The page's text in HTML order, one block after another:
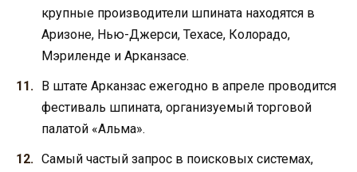
крупные производители шпината находятся в
Аризоне, Нью-Джерси, Техасе, Колорадо,
Мэриленде и Арканзасе.
В штате Арканзас ежегодно в апреле проводится
фестиваль шпината, организуемый торговой
палатой «Альма».
Самый частый запрос в поисковых системах,